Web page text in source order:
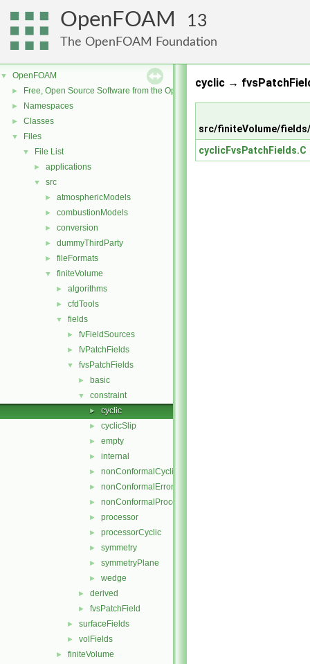
OpenFOAM 13
The OpenFOAM Foundation
▼ OpenFOAM
► Free, Open Source Software from the OpenFOAM Foundation
► Namespaces
► Classes
▼ Files
▼ File List
► applications
▼ src
► atmosphericModels
► combustionModels
► conversion
► dummyThirdParty
► fileFormats
▼ finiteVolume
► algorithms
► cfdTools
▼ fields
► fvFieldSources
► fvPatchFields
▼ fvsPatchFields
► basic
▼ constraint
► cyclic
► cyclicSlip
► empty
► internal
► nonConformalCyclic
► nonConformalError
► nonConformalProcessorCyclic
► processor
► processorCyclic
► symmetry
► symmetryPlane
► wedge
► derived
► fvsPatchField
► surfaceFields
► volFields
► finiteVolume
cyclic →
src/finiteVolume/
cyclicFvsPatchFields.C